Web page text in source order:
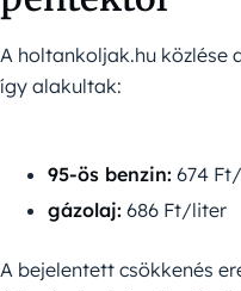
A holtankoljak.hu
így alakultak:
95-ös benzin: 674
gázolaj: 686 Ft/liter
A bejelentett csökkenés